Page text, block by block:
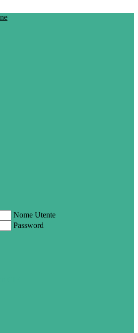
Nome Utente
Password